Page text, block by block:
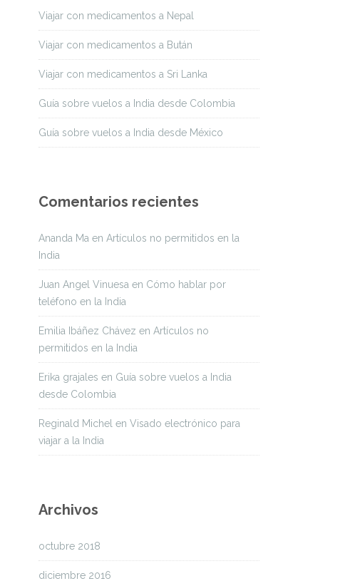
Viajar con medicamentos a Nepal
Viajar con medicamentos a Bután
Viajar con medicamentos a Sri Lanka
Guía sobre vuelos a India desde Colombia
Guía sobre vuelos a India desde México
Comentarios recientes
Ananda Ma en Artículos no permitidos en la
India
Juan Angel Vinuesa en Cómo hablar por
teléfono en la India
Emilia Ibáñez Chávez en Artículos no
permitidos en la India
Erika grajales en Guía sobre vuelos a India
desde Colombia
Reginald Michel en Visado electrónico para
viajar a la India
Archivos
octubre 2018
diciembre 2016